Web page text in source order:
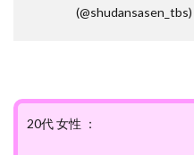
(@shudansasen_tbs)
20代 女性 ：